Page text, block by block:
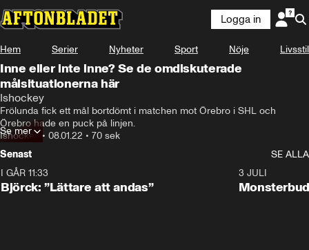
Logga in
Hem Serier Nyheter Sport Nöje Livsstil
Inne eller inte inne? Se de omdiskuterade
målsituationerna här
Ishockey
Frölunda fick ett mål bortdömt i matchen mot Örebro i SHL och
Örebro hade en puck på linjen.
Ishockey• 08.01.22 • 70 sek
Se mer
Senast
SE ALLA
I GÅR 11:33
Björck: ”Lättare att andas”
3 JULI